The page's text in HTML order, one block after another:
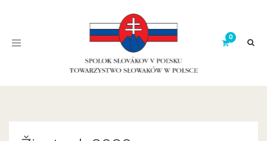
Toggle